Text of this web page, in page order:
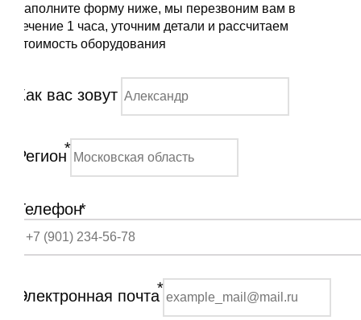
Заполните форму ниже, мы перезвоним вам в
течение 1 часа, уточним детали и рассчитаем
стоимость оборудования
Как вас зовут
Регион*
Телефон*
Электронная почта*